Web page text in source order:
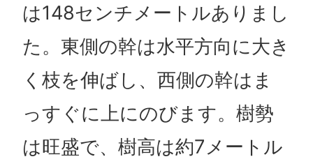
は148センチメートルありまし
た。東側の幹は水平方向に大き
く枝を伸ばし、西側の幹はま
っすぐに上にのびます。樹勢
は旺盛で、樹高は約7メートル